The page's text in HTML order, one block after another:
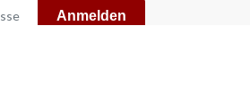
Anmelden